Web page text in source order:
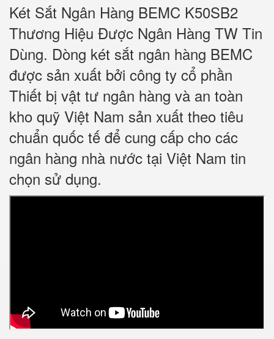
Két Sắt Ngân Hàng BEMC K50SB2
Thương Hiệu Được Ngân Hàng TW Tin
Dùng. Dòng két sắt ngân hàng BEMC
được sản xuất bởi công ty cổ phần
Thiết bị vật tư ngân hàng và an toàn
kho quỹ Việt Nam sản xuất theo tiêu
chuẩn quốc tế để cung cấp cho các
ngân hàng nhà nước tại Việt Nam tin
chọn sử dụng.